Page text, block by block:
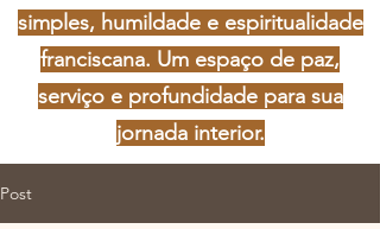
simples, humildade e espiritualidade
franciscana. Um espaço de paz,
serviço e profundidade para sua
jornada interior.
Post